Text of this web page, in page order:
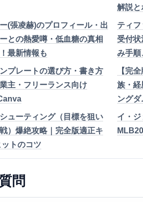
解説と
(張凌赫)のプロフィール・出
との熱愛噂・低血糖の真相
最新情報も
ティ
受付
み手順
プレートの選び方・書き方
主・フリーランス向け
【完
族・経
ング
シューティング（目標を狙い
）爆絶攻略｜完全版適正キ
トのコツ
イ・
問